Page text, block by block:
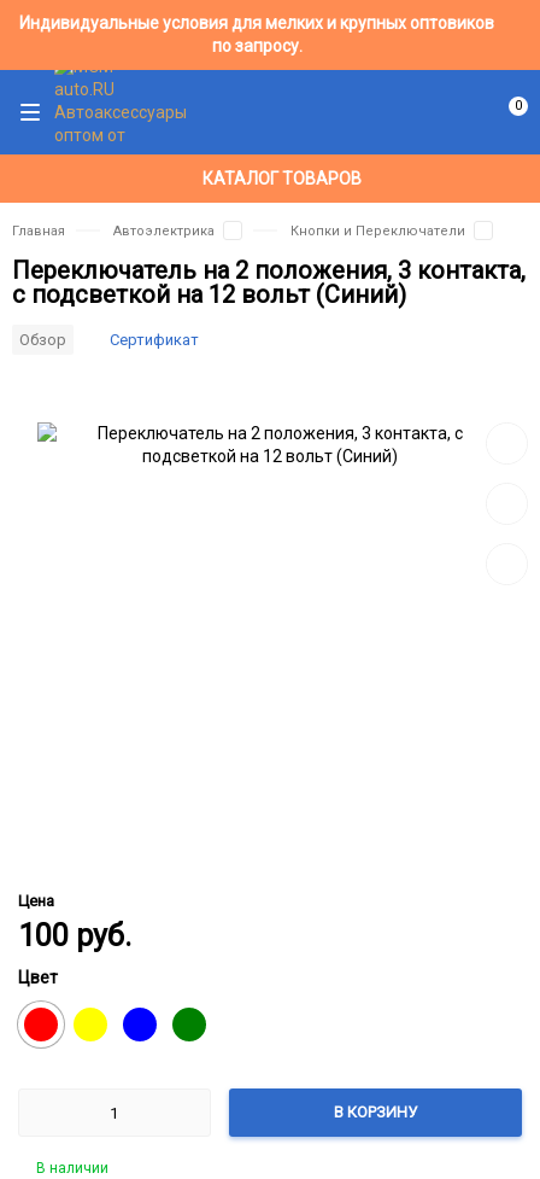
Индивидуальные условия для мелких и крупных оптовиков
по запросу.
КАТАЛОГ ТОВАРОВ
0
Главная Автоэлектрика Кнопки и Переключатели
Переключатель на 2 положения, 3 контакта,
с подсветкой на 12 вольт (Синий)
Обзор Сертификат
Цена
100 руб.
Цвет
КрасныйЖелтыйСиний Зеленый
В КОРЗИНУ
В наличии